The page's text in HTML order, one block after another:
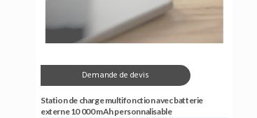
Demande de devis
Station de charge multifonction avec batterie
externe 10 000 mAh personnalisable